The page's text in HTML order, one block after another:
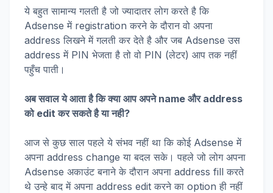
ये बहुत सामान्य गलती है जो ज्यादातर लोग करते है कि
Adsense में registration करने के दौरान वो अपना
address लिखने में गलती कर देते है और जब Adsense उस
address में PIN भेजता है तो वो PIN (लेटर) आप तक नहीं
पहुँच पाती।
अब सवाल ये आता है कि क्या आप अपने name और address
को edit कर सकते है या नही?
आज से कुछ साल पहले ये संभव नहीं था कि कोई Adsense में
अपना address change या बदल सके। पहले जो लोग अपना
Adsense अकाउंट बनाने के दौरान अपना address fill करते
थे उन्हे बाद में अपना address edit करने का option ही नहीं